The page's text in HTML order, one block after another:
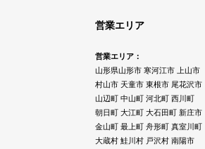
営業エリア
営業エリア：
山形県山形市 寒河江市 上山市
村山市 天童市 東根市 尾花沢市
山辺町 中山町 河北町 西川町
朝日町 大江町 大石田町 新庄市
金山町 最上町 舟形町 真室川町
大蔵村 鮭川村 戸沢村 南陽市